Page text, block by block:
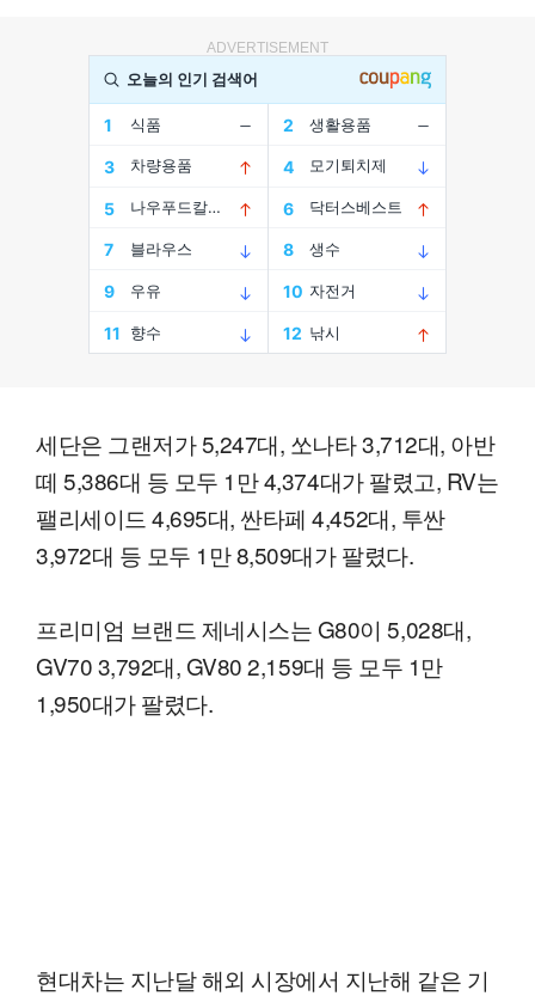
ADVERTISEMENT
세단은 그랜저가 5,247대, 쏘나타 3,712대, 아반
떼 5,386대 등 모두 1만 4,374대가 팔렸고, RV는
팰리세이드 4,695대, 싼타페 4,452대, 투싼
3,972대 등 모두 1만 8,509대가 팔렸다.
프리미엄 브랜드 제네시스는 G80이 5,028대,
GV70 3,792대, GV80 2,159대 등 모두 1만
1,950대가 팔렸다.
현대차는 지난달 해외 시장에서 지난해 같은 기